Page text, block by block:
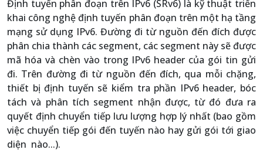
Định tuyến phân đoạn trên IPv6 (SRv6) là kỹ thuật triển
khai công nghệ định tuyến phân đoạn trên một hạ tầng
mạng sử dụng IPv6. Đường đi từ nguồn đến đích được
phân chia thành các segment, các segment này sẽ được
mã hóa và chèn vào trong IPv6 header của gói tin gửi
đi. Trên đường đi từ nguồn đến đích, qua mỗi chặng,
thiết bị định tuyến sẽ kiểm tra phần IPv6 header, bóc
tách và phân tích segment nhận được, từ đó đưa ra
quyết định chuyển tiếp lưu lượng hợp lý nhất (bao gồm
việc chuyển tiếp gói đến tuyến nào hay gửi gói tới giao
diện nào...).